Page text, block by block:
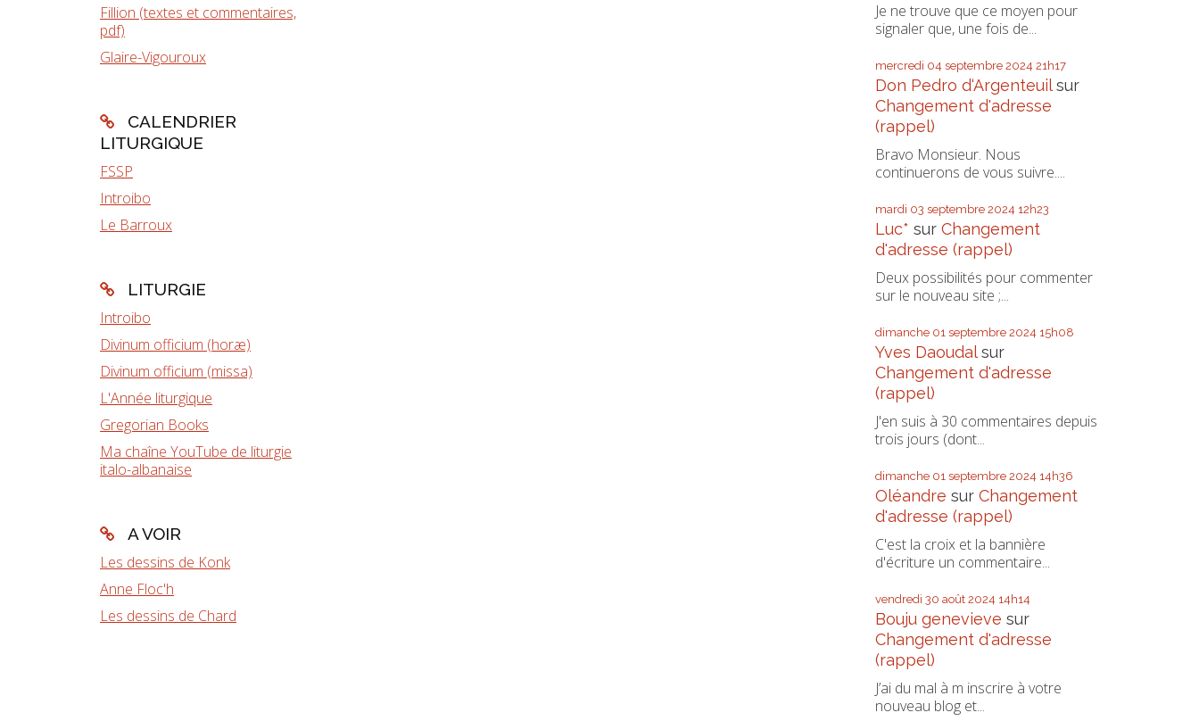
Fillion (textes et commentaires,
pdf)
Glaire-Vigouroux
CALENDRIER
LITURGIQUE
FSSP
Introibo
Le Barroux
LITURGIE
Introibo
Divinum officium (horæ)
Divinum officium (missa)
L'Année liturgique
Gregorian Books
Ma chaîne YouTube de liturgie
italo-albanaise
A VOIR
Les dessins de Konk
Anne Floc'h
Les dessins de Chard
Je ne trouve que ce moyen pour
signaler que, une fois de...
mercredi 04 septembre 2024 21h17
Don Pedro d‘Argenteuilsur
Changement d'adresse
(rappel)
Bravo Monsieur. Nous
continuerons de vous suivre....
mardi 03 septembre 2024 12h23
Luc* sur Changement
d'adresse (rappel)
Deux possibilités pour commenter
sur le nouveau site ;...
dimanche 01 septembre 2024 15h08
Yves Daoudalsur
Changement d'adresse
(rappel)
J'en suis à 30 commentaires depuis
trois jours (dont...
dimanche 01 septembre 2024 14h36
Oléandre sur Changement
d'adresse (rappel)
C'est la croix et la bannière
d'écriture un commentaire...
vendredi 30 août 2024 14h14
Bouju genevieve sur
Changement d'adresse
(rappel)
J’ai du mal à m inscrire à votre
nouveau blog et...